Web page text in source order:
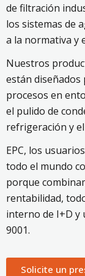
de filtración
los sistemas de
a la normativa y
Nuestros
están
procesos en
el pulido de
refrigeración y
EPC, los
todo el mundo
porque
rentabilidad,
interno de I+D y
9001.
Solicite un